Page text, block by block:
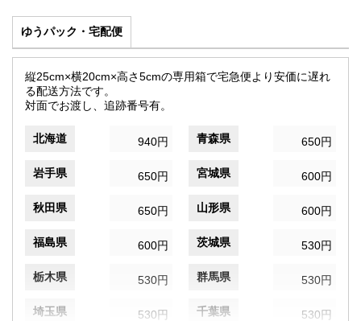
ゆうパック・宅配便
縦25cm×横20cm×高さ5cmの専用箱で宅急便より安価に遅れ
る配送方法です。
対面でお渡し、追跡番号有。
北海道 940円 青森県 650円
岩手県 650円 宮城県 600円
秋田県 650円 山形県 600円
福島県 600円 茨城県 530円
栃木県 530円 群馬県 530円
埼玉県 530円 千葉県 530円